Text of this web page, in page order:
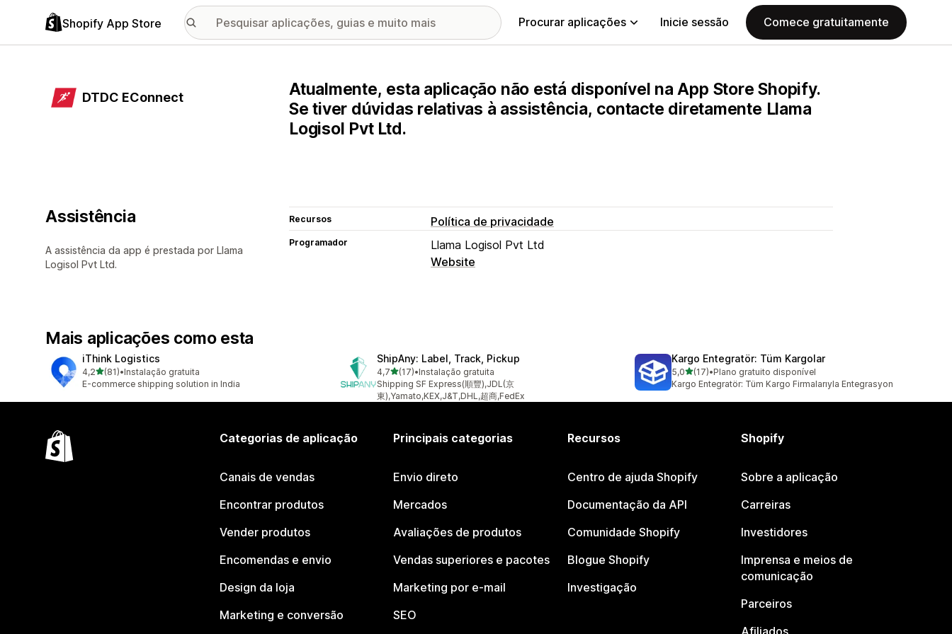
Shopify App Store Procurar aplicações Inicie sessão Comece gratuitamente
DTDC EConnect
Atualmente, esta aplicação não está disponível na App Store Shopify.
Se tiver dúvidas relativas à assistência, contacte diretamente Llama
Logisol Pvt Ltd.
Assistência
A assistência da app é prestada por Llama
Logisol Pvt Ltd.
Recursos Política de privacidade
Programador
Llama Logisol Pvt Ltd
Website
Mais aplicações como esta
iThink Logistics
4,2de 5 estrelas
(81)
81 total de avaliações
•Instalação gratuita
E-commerce shipping solution in India
ShipAny: Label, Track, Pickup
4,7de 5 estrelas
(17)
17 total de avaliações
•Instalação gratuita
Shipping SF Express(順豐),JDL(京
東),Yamato,KEX,J&T,DHL,超商,FedEx
Kargo Entegratör: Tüm Kargolar
5,0de 5 estrelas
(17)
17 total de avaliações
•Plano gratuito disponível
Kargo Entegratör: Tüm Kargo Firmalarıyla Entegrasyon
Categorias de aplicação
Canais de vendas
Encontrar produtos
Vender produtos
Encomendas e envio
Design da loja
Marketing e conversão
Principais categorias
Envio direto
Mercados
Avaliações de produtos
Vendas superiores e pacotes
Marketing por e-mail
SEO
Recursos
Centro de ajuda Shopify
Documentação da API
Comunidade Shopify
Blogue Shopify
Investigação
Shopify
Sobre a aplicação
Carreiras
Investidores
Imprensa e meios de
comunicação
Parceiros